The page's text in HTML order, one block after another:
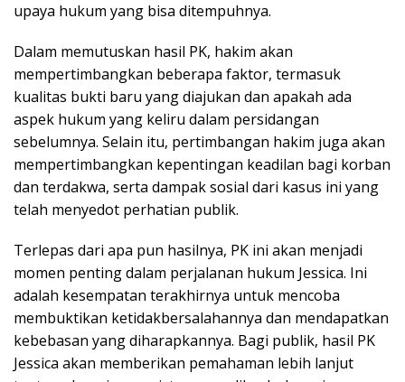
upaya hukum yang bisa ditempuhnya.
Dalam memutuskan hasil PK, hakim akan
mempertimbangkan beberapa faktor, termasuk
kualitas bukti baru yang diajukan dan apakah ada
aspek hukum yang keliru dalam persidangan
sebelumnya. Selain itu, pertimbangan hakim juga akan
mempertimbangkan kepentingan keadilan bagi korban
dan terdakwa, serta dampak sosial dari kasus ini yang
telah menyedot perhatian publik.
Terlepas dari apa pun hasilnya, PK ini akan menjadi
momen penting dalam perjalanan hukum Jessica. Ini
adalah kesempatan terakhirnya untuk mencoba
membuktikan ketidakbersalahannya dan mendapatkan
kebebasan yang diharapkannya. Bagi publik, hasil PK
Jessica akan memberikan pemahaman lebih lanjut